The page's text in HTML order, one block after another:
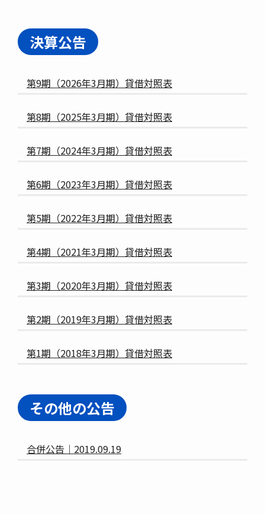
決算公告
第9期（2026年3月期）貸借対照表
第8期（2025年3月期）貸借対照表
第7期（2024年3月期）貸借対照表
第6期（2023年3月期）貸借対照表
第5期（2022年3月期）貸借対照表
第4期（2021年3月期）貸借対照表
第3期（2020年3月期）貸借対照表
第2期（2019年3月期）貸借対照表
第1期（2018年3月期）貸借対照表
その他の公告
合併公告｜2019.09.19